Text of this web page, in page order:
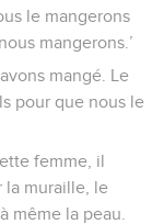
le mangerons
mangerons.’
mangé. Le
pour que nous le
femme, il
la muraille, le
même la peau.